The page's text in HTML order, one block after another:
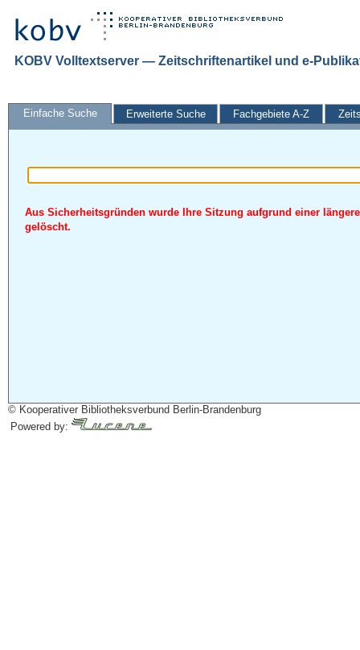
KOBV Volltextserver — Zeitschriftenartikel und e-
Einfache Suche Erweiterte Suche Fachgebiete A-Z
Aus Sicherheitsgründen wurde Ihre Sitzung aufgrund einer
gelöscht.
© Kooperativer Bibliotheksverbund Berlin-Brandenburg
Powered by: